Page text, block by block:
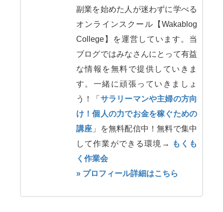
副業を始めた人が迷わずに学べる
オンラインスクール【Wakablog
College】を運営しています。当
ブログではみなさんにとって有益
な情報を無料で提供していきま
す。一緒に頑張っていきましょ
う！「 サラリーマンや主婦の方向
け！個人の力でお金を稼ぐための
講座 」を無料配信中！無料で集中
して作業ができる環境→
もくも
く作業会
» プロフィール詳細はこちら